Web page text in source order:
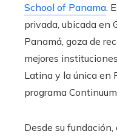
School of Panama .
privada, ubicada en
Panamá, goza de
mejores
Latina y la única en
programa
Desde su